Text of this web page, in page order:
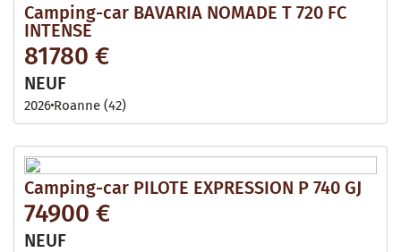
Camping-car BAVARIA NOMADE T 720 FC
INTENSE
81780 €
NEUF
2026 Roanne (42)
Camping-car PILOTE EXPRESSION P 740 GJ
74900 €
NEUF